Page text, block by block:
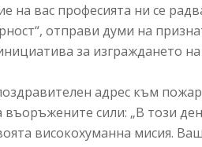
на вас професията ни се
отправи думи на
за изграждането
адрес към
сили: „В този
високохуманна мисия.